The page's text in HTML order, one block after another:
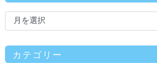
カテゴリー